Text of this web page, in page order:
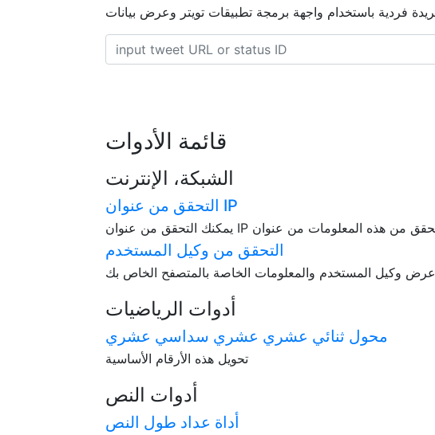
قائمة الأدوات
الشبكة، الإنترنت
التحقق من عنوان IP
التحقق من وكيل المستخدم
عرض وكيل المستخدم والمعلومات الخاصة بالمتصفح الخاص بك
أدوات الرياضيات
محول ثنائي عشري عشري سداسي عشري
تحويل هذه الأرقام الأساسية
أدوات النص
أداة عداد طول النص